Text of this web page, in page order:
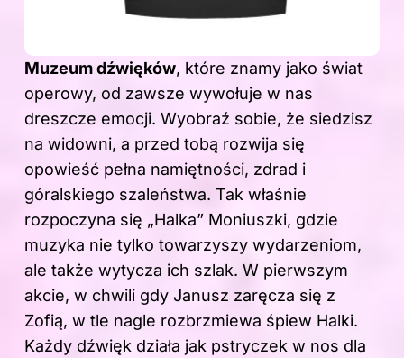
Muzeum dźwięków, które znamy jako świat
operowy, od zawsze wywołuje w nas
dreszcze emocji. Wyobraź sobie, że siedzisz
na widowni, a przed tobą rozwija się
opowieść pełna namiętności, zdrad i
góralskiego szaleństwa. Tak właśnie
rozpoczyna się „Halka” Moniuszki, gdzie
muzyka nie tylko towarzyszy wydarzeniom,
ale także wytycza ich szlak. W pierwszym
akcie, w chwili gdy Janusz zaręcza się z
Zofią, w tle nagle rozbrzmiewa śpiew Halki.
Każdy dźwięk działa jak pstryczek w nos dla